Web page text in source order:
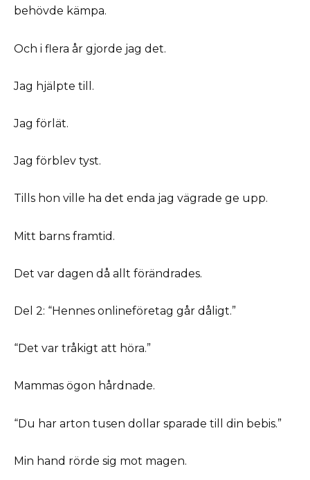
behövde kämpa.
Och i flera år gjorde jag det.
Jag hjälpte till.
Jag förlät.
Jag förblev tyst.
Tills hon ville ha det enda jag vägrade ge upp.
Mitt barns framtid.
Det var dagen då allt förändrades.
Del 2: “Hennes onlineföretag går dåligt.”
“Det var tråkigt att höra.”
Mammas ögon hårdnade.
“Du har arton tusen dollar sparade till din bebis.”
Min hand rörde sig mot magen.